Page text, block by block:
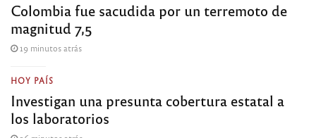
Colombia fue sacudida por un terremoto de
magnitud 7,5
19 minutos atrás
HOY PAÍS
Investigan una presunta cobertura estatal a
los laboratorios